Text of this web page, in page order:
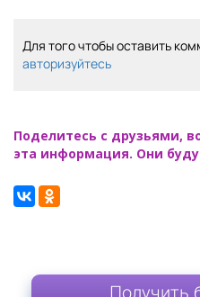
Для того чтобы оставить
авторизуйтесь
Поделитесь с друзьями,
эта информация. Они
Получить